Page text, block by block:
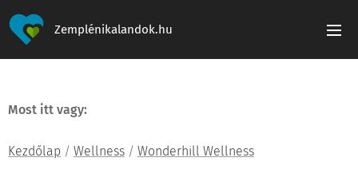
Zemplénikalandok.hu
Most itt vagy:
Kezdőlap / Wellness / Wonderhill Wellness